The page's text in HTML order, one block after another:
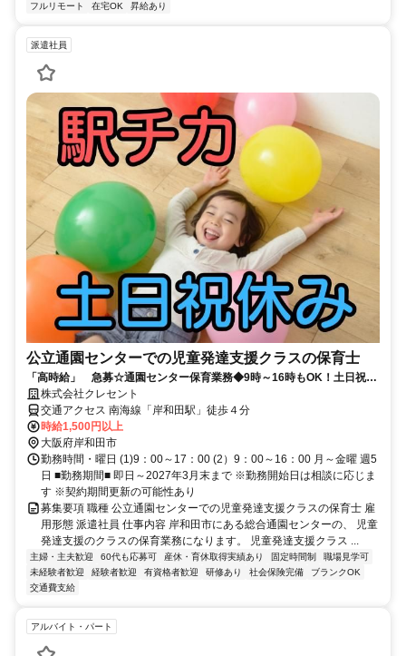
フルリモート 在宅OK 昇給あり
派遣社員
公立通園センターでの児童発達支援クラスの保育士
「高時給」 急募☆通園センター保育業務◆9時～16時もOK！土日祝休
み★岸和田市/保育士
株式会社クレセント
交通アクセス 南海線「岸和田駅」徒歩４分
時給1,500円以上
大阪府岸和田市
勤務時間・曜日 (1)9：00～17：00 (2）9：00～16：00 月～金曜 週5
日 ■勤務期間■ 即日～2027年3月末まで ※勤務開始日は相談に応じま
す ※契約期間更新の可能性あり
募集要項 職種 公立通園センターでの児童発達支援クラスの保育士 雇
用形態 派遣社員 仕事内容 岸和田市にある総合通園センターの、 児童
発達支援のクラスの保育業務になります。 児童発達支援クラス ...
主婦・主夫歓迎 60代も応募可 産休・育休取得実績あり 固定時間制
職場見学可
未経験者歓迎
経験者歓迎 有資格者歓迎 研修あり 社会保険完備
ブランクOK
交通費支給
アルバイト・パート